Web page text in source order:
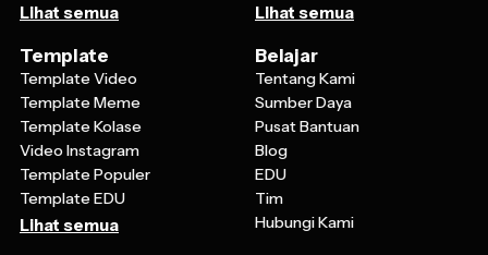
Lihat semua Lihat semua
Template
Template Video
Template Meme
Template Kolase
Video Instagram
Template Populer
Template EDU
Lihat semua
Belajar
Tentang Kami
Sumber Daya
Pusat Bantuan
Blog
EDU
Tim
Hubungi Kami